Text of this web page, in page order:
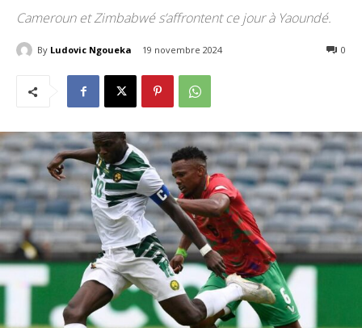
Cameroun et Zimbabwé s’affrontent ce jour à Yaoundé.
By Ludovic Ngoueka 19 novembre 2024 0